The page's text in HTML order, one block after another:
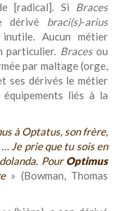
[radical]. Si Braces
dérivé braci(s)-arius
Aucun métier
particulier. Bracesou
par maltage (orge,
ses dérivés le métier
liés à la
à Optatus, son frère,
Je prie que tu sois en
PourOptimus
» (Bowman, Thomas